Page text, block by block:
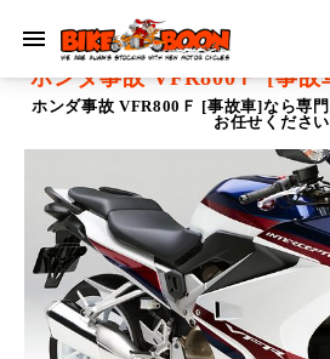
ホンダ事故 VFR800Ｆ [事故
ホンダ事故 VFR800Ｆ [事故車]なら専
お任せください